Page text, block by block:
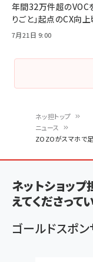
ン
く
ず
ネッ担トップ
ニュース
ZOZOがスマホで
年間32万件超のVOC
りごと」起点のCX向
7月21日 9:00
ネットショッ
えてくださって
ゴールドスポ